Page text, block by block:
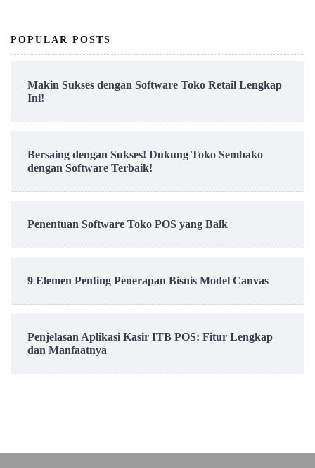
POPULAR POSTS
Makin Sukses dengan Software Toko Retail Lengkap
Ini!
Bersaing dengan Sukses! Dukung Toko Sembako
dengan Software Terbaik!
Penentuan Software Toko POS yang Baik
9 Elemen Penting Penerapan Bisnis Model Canvas
Penjelasan Aplikasi Kasir ITB POS: Fitur Lengkap
dan Manfaatnya